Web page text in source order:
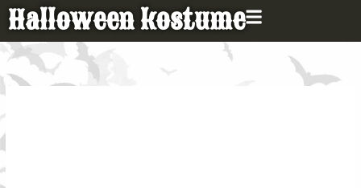
Gå
indholdet
Halloween kostume